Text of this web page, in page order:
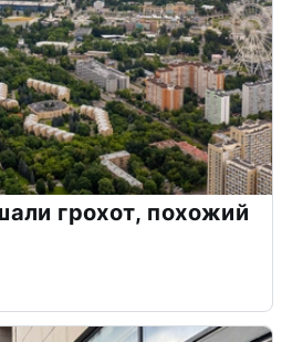
грохот, похожий